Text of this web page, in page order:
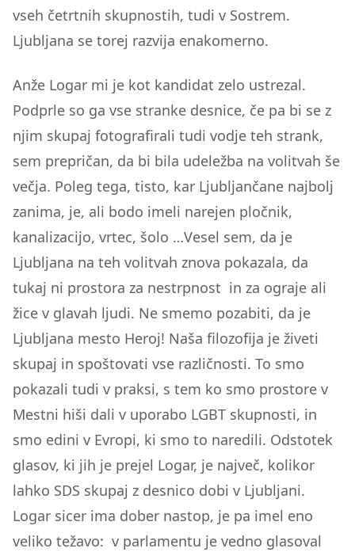
vseh četrtnih skupnostih, tudi v Sostrem.
Ljubljana se torej razvija enakomerno.
Anže Logar mi je kot kandidat zelo ustrezal.
Podprle so ga vse stranke desnice, če pa bi se z
njim skupaj fotografirali tudi vodje teh strank,
sem prepričan, da bi bila udeležba na volitvah še
večja. Poleg tega, tisto, kar Ljubljančane najbolj
zanima, je, ali bodo imeli narejen pločnik,
kanalizacijo, vrtec, šolo …Vesel sem, da je
Ljubljana na teh volitvah znova pokazala, da
tukaj ni prostora za nestrpnost in za ograje ali
žice v glavah ljudi. Ne smemo pozabiti, da je
Ljubljana mesto Heroj! Naša filozofija je živeti
skupaj in spoštovati vse različnosti. To smo
pokazali tudi v praksi, s tem ko smo prostore v
Mestni hiši dali v uporabo LGBT skupnosti, in
smo edini v Evropi, ki smo to naredili. Odstotek
glasov, ki jih je prejel Logar, je največ, kolikor
lahko SDS skupaj z desnico dobi v Ljubljani.
Logar sicer ima dober nastop, je pa imel eno
veliko težavo: v parlamentu je vedno glasoval